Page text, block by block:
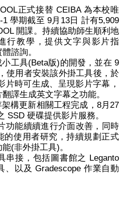
正式接替 CEIBA 為本校唯
1 學期截至 9月 13日 計有5,909
開課。持續協助師生順利地
行教學，提供文字與影片指
諮詢。
小工具(Beta版)的開發，並在 9
使用者安裝該外掛工具後，於
片時可生成、呈現影片字幕，
譯生成英文字幕之功能。
構更新相關工程完成， 8月27
SSD 硬碟提供影片服務。
功能續續進行介面改善，同時
的使用者研究，持續規劃正式
能(非外掛工具)。
串接，包括圖書館之 Leganto
、以及 Gradescope 作業自動